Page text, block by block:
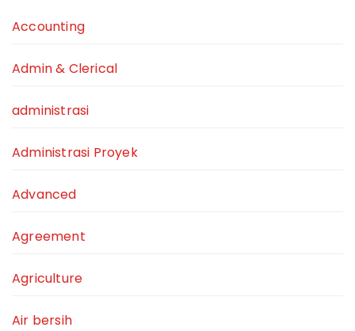
Accounting
Admin & Clerical
administrasi
Administrasi Proyek
Advanced
Agreement
Agriculture
Air bersih